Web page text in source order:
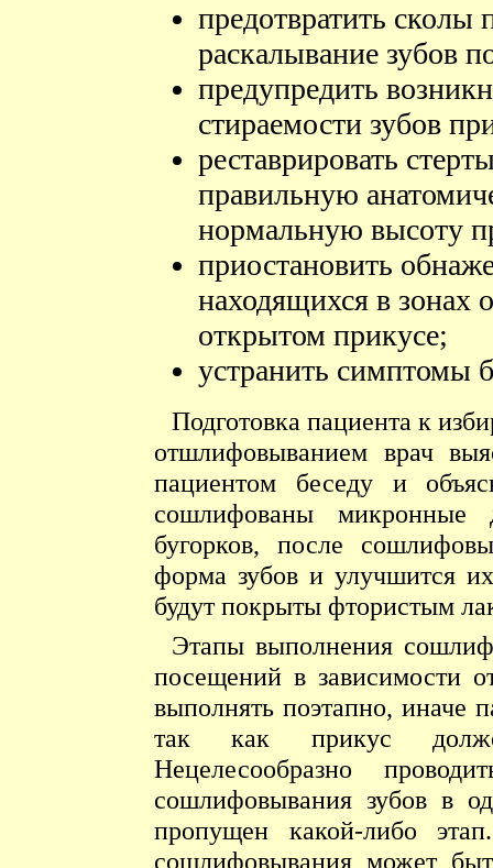
предотвратить сколы
раскалывание зубов
предупредить
стираемости зубов
реставрировать
правильную
нормальную высоту
приостановить
находящихся в
открытом прикусе;
устранить симптомы
Подготовка пациента к
отшлифовыванием врач
пациентом беседу и
сошлифованы микронные
бугорков, после
форма зубов и улучшится
будут покрыты фтористым
Этапы выполнения
посещений в зависимости
выполнять поэтапно, иначе
так как прикус
Нецелесообразно
сошлифовывания зубов в
пропущен какой-либо
сошлифовывания может